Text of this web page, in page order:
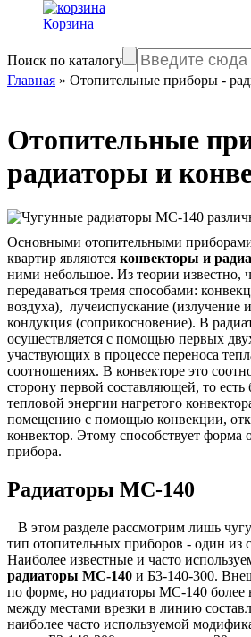
Корзина
Поиск по каталогу
Главная » Отопительные приборы -
Отопительные
радиаторы и
Основными отопительными
квартир являются конвекторы и
ними небольшое. Из теории известно,
передаваться тремя способами:
воздуха), лучеиспускание (излучение
кондукция (соприкосновение). В
осуществляется с помощью первых
участвующих в процессе переноса
соотношениях. В конвекторе это
сторону первой составляющей, то есть
тепловой энергии нагретого
помещению с помощью конвекции,
конвектор. Этому способствует форма
прибора.
Радиаторы МС-140
В этом разделе рассмотрим лишь
тип отопительных приборов - один из
Наиболее известные и часто
радиаторы МС-140 и Б3-140-300.
по форме, но радиаторы МС-140 более
между местами врезки в линию
наиболее часто используемой